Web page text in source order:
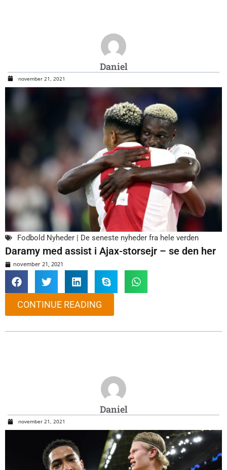
Daniel
november 21, 2021
Fodbold Nyheder | De seneste nyheder fra hele verden
Daramy med assist i Ajax-storsejr – se den her
november 21, 2021
CONTINUE READING
Daniel
november 21, 2021